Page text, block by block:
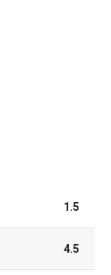
1.5
4.5